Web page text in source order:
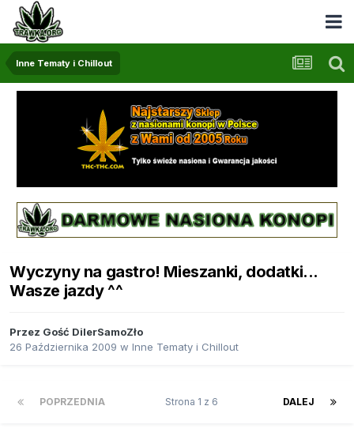
Inne Tematy i Chillout
Wyczyny na gastro! Mieszanki, dodatki...
Wasze jazdy ^^
Przez Gość DilerSamoZło
26 Października 2009 w Inne Tematy i Chillout
POPRZEDNIA DALEJ
Strona 1 z 6